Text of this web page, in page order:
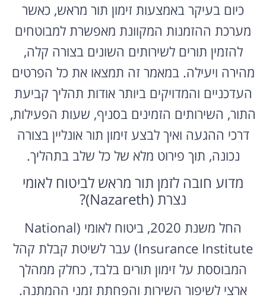
כיום בעיקר באמצעות זימון תור מראש, כאשר
מערכת ההזמנות המקוונת מאפשרת למבוטחים
להזמין תורים לשירותים השונים בצורה קלה,
מהירה ויעילה. במאמר זה תמצאו את כל הפרטים
העדכניים והמדויקים ביותר אודות תהליך קביעת
התור, השירותים הזמינים בסניף, שעות הפעילות,
דרכי ההגעה ואיך לבצע זימון תור אונליין בצורה
נכונה, תוך פירוט מלא של כל שלב בתהליך.
מדוע חובה לזמן תור מראש לביטוח לאומי
נצרת (Nazareth)?
החל משנת 2020, ביטוח לאומי (National
Insurance Institute) עבר לשיטת קבלת קהל
המבוססת על זימון תורים בלבד, כחלק ממהלך
ארצי לשיפור השירות והפחתת זמני ההמתנה.